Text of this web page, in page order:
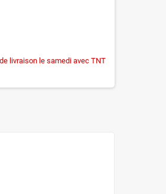
livraison le samedi avec TNT